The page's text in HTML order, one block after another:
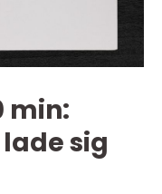
min:
sig